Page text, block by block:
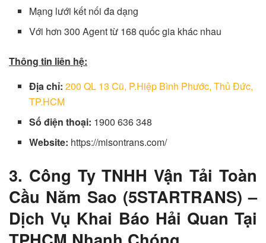
Mạng lưới kết nối đa dạng
Với hơn 300 Agent từ 168 quốc gia khác nhau
Thông tin liên hệ:
Địa chỉ:200 QL 13 Cũ, P.Hiệp Bình Phước, Thủ Đức,
TP.HCM
Số điện thoại: 1900 636 348
Website: https://misontrans.com/
3. Công Ty TNHH Vận Tải Toàn
Cầu Năm Sao (5STARTRANS) –
Dịch Vụ Khai Báo Hải Quan Tại